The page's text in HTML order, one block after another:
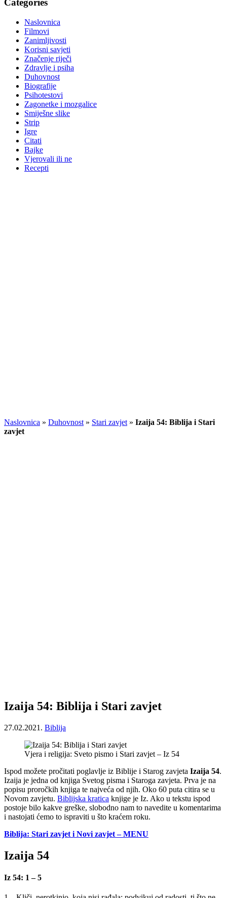
Categories
Naslovnica
Filmovi
Zanimljivosti
Korisni savjeti
Značenje riječi
Zdravlje i psiha
Duhovnost
Biografije
Psihotestovi
Zagonetke i mozgalice
Smiješne slike
Strip
Igre
Citati
Bajke
Vjerovali ili ne
Recepti
Naslovnica » Duhovnost » Stari zavjet » Izaija 54: Biblija i Stari
zavjet
Izaija 54: Biblija i Stari zavjet
27.02.2021. Biblija
Vjera i religija: Sveto pismo i Stari zavjet – Iz 54
Ispod možete pročitati poglavlje iz Biblije i Starog zavjeta Izaija 54.
Izaija je jedna od knjiga Svetog pisma i Staroga zavjeta. Prva je na
popisu proročkih knjiga te najveća od njih. Oko 60 puta citira se u
Novom zavjetu. Biblijska kratica knjige je Iz. Ako u tekstu ispod
postoje bilo kakve greške, slobodno nam to navedite u komentarima
i nastojati ćemo to ispraviti u što kraćem roku.
Biblija: Stari zavjet i Novi zavjet – MENU
Izaija 54
Iz 54: 1 – 5